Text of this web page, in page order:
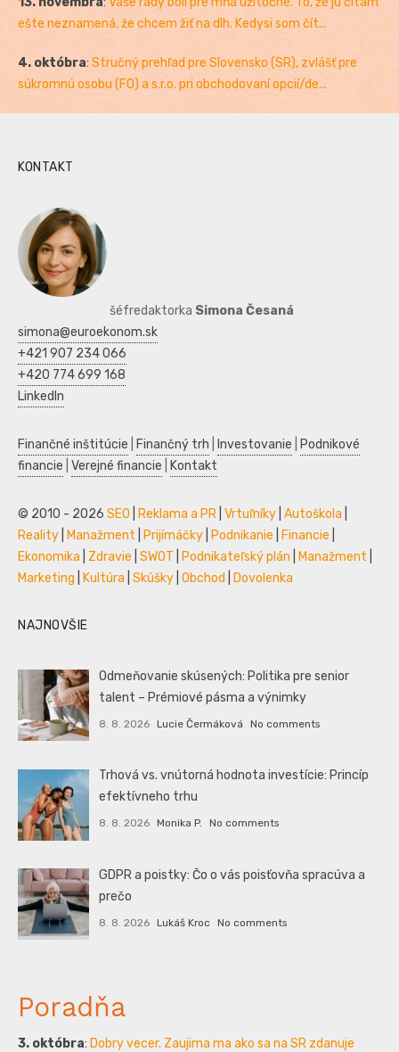
ešte neznamená, že chcem žiť na dlh. Kedysi som čít...
4. októbra: Stručný prehľad pre Slovensko (SR), zvlášť pre
súkromnú osobu (FO) a s.r.o. pri obchodovaní opcií/de...
KONTAKT
šéfredaktorka Simona Česaná
simona@euroekonom.sk
+421 907 234 066
+420 774 699 168
LinkedIn
Finančné inštitúcie Finančný trh Investovanie
Podnikové
financie Verejné financie Kontakt
© 2010 - 2026 SEO Reklama a PR Vrtuľníky Autoškola
Reality
Manažment Prijímáčky Podnikanie Financie
Ekonomika
Zdravie SWOT Podnikateľský plán Manažment
Marketing
Kultúra Skúšky Obchod Dovolenka
NAJNOVŠIE
Odmeňovanie skúsených: Politika pre senior
talent – Prémiové pásma a výnimky
8. 8. 2026 Lucie Čermáková No comments
Trhová vs. vnútorná hodnota investície: Princíp
efektívneho trhu
8. 8. 2026 Monika P. No comments
GDPR a poistky: Čo o vás poisťovňa spracúva a
prečo
8. 8. 2026 Lukáš Kroc No comments
Poradňa
3. októbra: Dobry vecer. Zaujima ma ako sa na SR zdanuje